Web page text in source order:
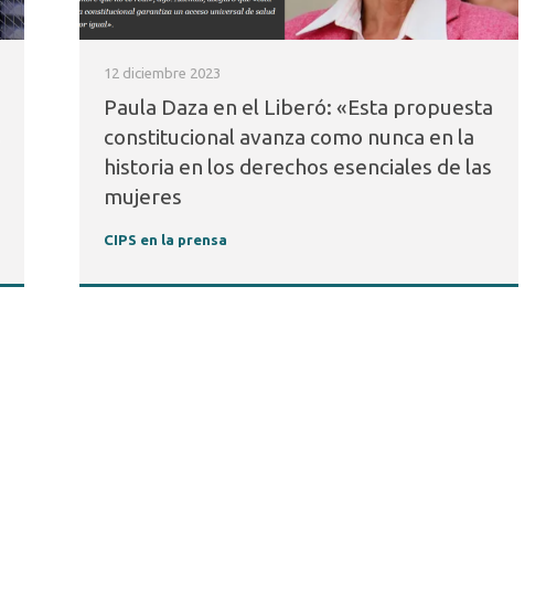
12 diciembre 2023
Paula Daza en el Liberó: «Esta propuesta
constitucional avanza como nunca en la
historia en los derechos esenciales de las
mujeres
CIPS en la prensa